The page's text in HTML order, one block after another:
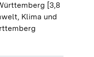
[3,8
Klima und